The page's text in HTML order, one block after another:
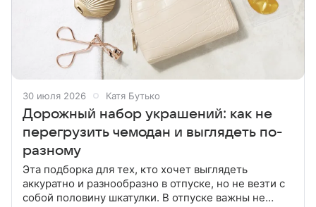
30 июля 2026 Катя Бутько
Дорожный набор украшений: как не
перегрузить чемодан и выглядеть по-
разному
Эта подборка для тех, кто хочет выглядеть
аккуратно и разнообразно в отпуске, но не везти с
собой половину шкатулки. В отпуске важны не